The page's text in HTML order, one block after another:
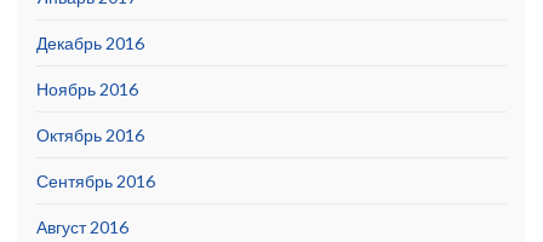
Декабрь 2016
Ноябрь 2016
Октябрь 2016
Сентябрь 2016
Август 2016